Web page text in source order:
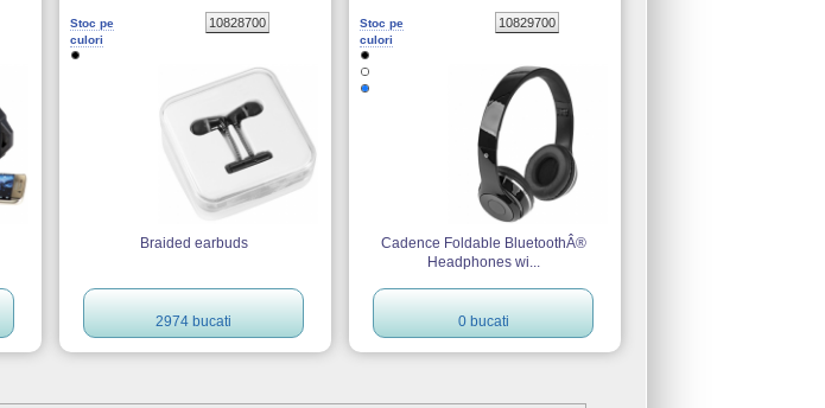
Stoc pe
culori
10828700
Braided earbuds
2974 bucati
Stoc pe
culori
10829700
Cadence Foldable BluetoothÂ®
Headphones wi...
0 bucati